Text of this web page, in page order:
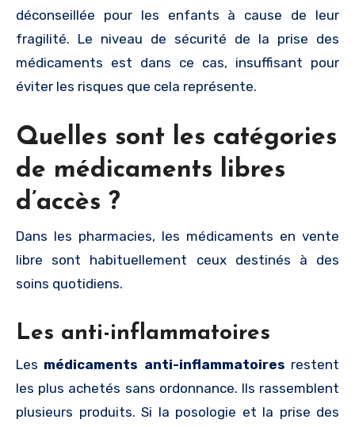
déconseillée pour les enfants à cause de leur
fragilité. Le niveau de sécurité de la prise des
médicaments est dans ce cas, insuffisant pour
éviter les risques que cela représente.
Quelles sont les catégories
de médicaments libres
d’accès ?
Dans les pharmacies, les médicaments en vente
libre sont habituellement ceux destinés à des
soins quotidiens.
Les anti-inflammatoires
Les médicaments anti-inflammatoires restent
les plus achetés sans ordonnance. Ils rassemblent
plusieurs produits. Si la posologie et la prise des